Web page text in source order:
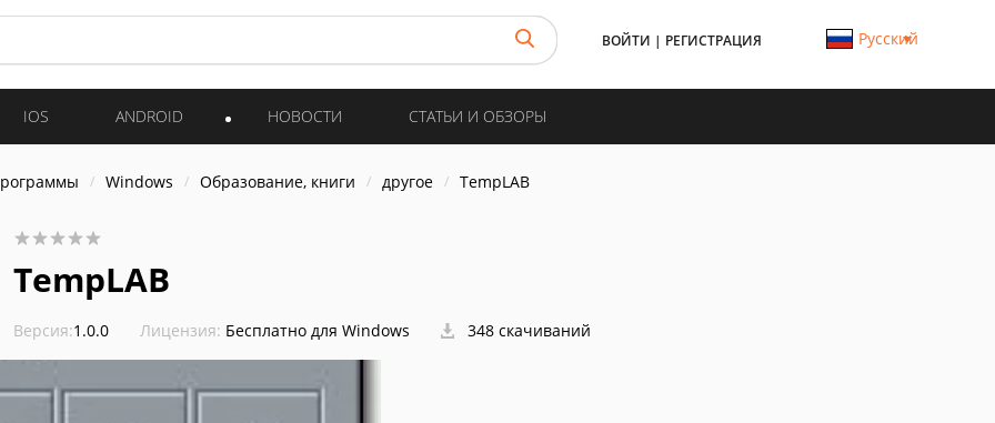
ВОЙТИ | РЕГИСТРАЦИЯ Русский
IOS ANDROID НОВОСТИ СТАТЬИ И ОБЗОРЫ
Windows Образование, книги другое TempLAB
TempLAB
Версия:1.0.0 Лицензия: Бесплатно для Windows 348 скачиваний